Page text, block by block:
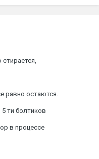
стирается,
равно остаются.
ти болтиков
в процессе